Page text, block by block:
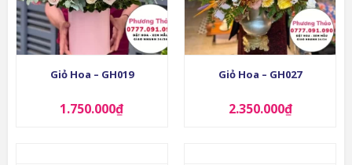
Giỏ Hoa – GH019
1.750.000₫
Giỏ Hoa – GH027
2.350.000₫